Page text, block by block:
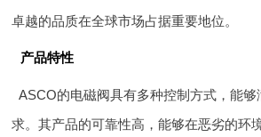
卓越的品质在全球市场占据重要地位。
产品特性
ASCO的电磁阀具有多种控制方式，能
求。其产品的可靠性高，能够在恶劣的环